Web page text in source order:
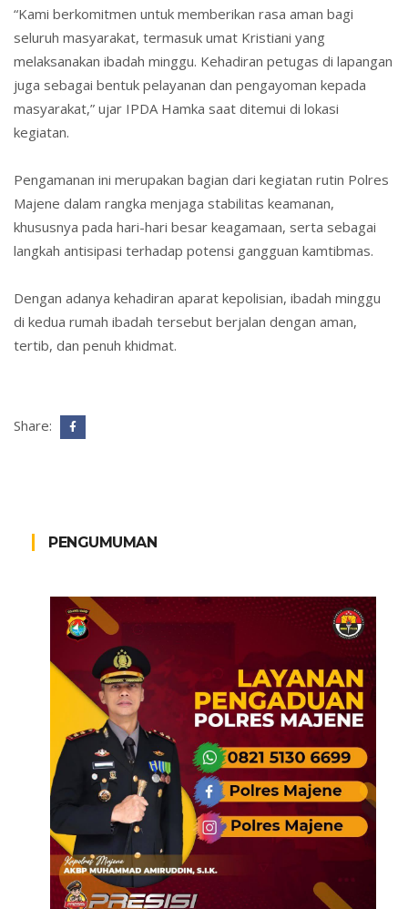
“Kami berkomitmen untuk memberikan rasa aman bagi
seluruh masyarakat, termasuk umat Kristiani yang
melaksanakan ibadah minggu. Kehadiran petugas di lapangan
juga sebagai bentuk pelayanan dan pengayoman kepada
masyarakat,” ujar IPDA Hamka saat ditemui di lokasi
kegiatan.
Pengamanan ini merupakan bagian dari kegiatan rutin Polres
Majene dalam rangka menjaga stabilitas keamanan,
khususnya pada hari-hari besar keagamaan, serta sebagai
langkah antisipasi terhadap potensi gangguan kamtibmas.
Dengan adanya kehadiran aparat kepolisian, ibadah minggu
di kedua rumah ibadah tersebut berjalan dengan aman,
tertib, dan penuh khidmat.
Share:
PENGUMUMAN